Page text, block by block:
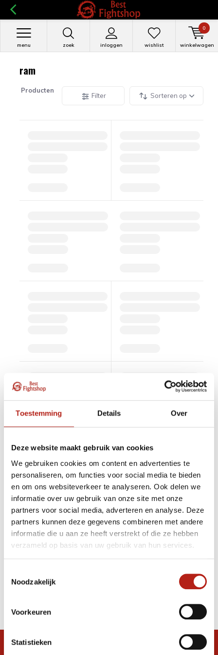
Toestemming Details Over
Deze website maakt gebruik van cookies
We gebruiken cookies om content en advertenties te
personaliseren, om functies voor social media te bieden
en om ons websiteverkeer te analyseren. Ook delen we
informatie over uw gebruik van onze site met onze
partners voor social media, adverteren en analyse. Deze
partners kunnen deze gegevens combineren met andere
informatie die u aan ze heeft verstrekt of die ze hebben
verzameld op basis van uw gebruik van hun services.
Noodzakelijk
Voorkeuren
Statistieken
zoek inloggen
menu wishlist winkelwagen
0
ram
Producten
Filter Sorteren op